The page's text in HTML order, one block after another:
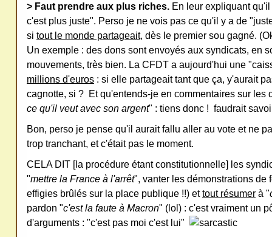
> Faut prendre aux plus riches. En leur expliquant
c'est plus juste". Perso je ne vois pas ce qu'il y a de
si tout le monde partageait, dès le premier sou gagné.
Un exemple : des dons sont envoyés aux syndicats, en
mouvements, très bien. La CFDT a aujourd'hui une
millions d'euros : si elle partageait tant que ça, y'aurait
cagnotte, si ? Et qu'entends-je en commentaires sur les
ce qu'il veut avec son argent" : tiens donc ! faudrait
Bon, perso je pense qu'il aurait fallu aller au vote et ne
trop tranchant, et c'était pas le moment.
CELA DIT [la procédure étant constitutionnelle] les
"mettre la France à l'arrêt", vanter les démonstrations de
effigies brûlés sur la place publique !!) ettout résumer à "
pardon "c'est la faute à Macron" (lol) : c'est vraiment un
d'arguments : "c'est pas moi c'est lui"